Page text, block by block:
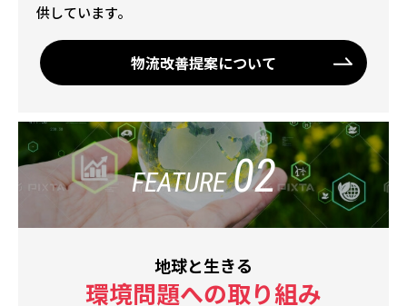
供しています。
物流改善提案について
FEATURE 02
地球と生きる
環境問題への取り組み